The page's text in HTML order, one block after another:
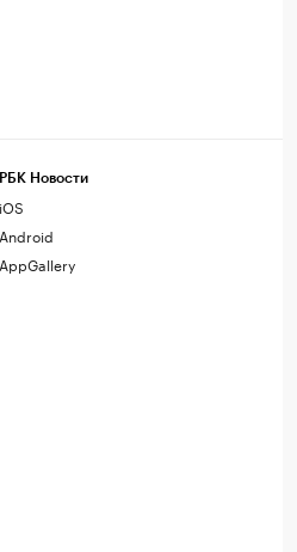
РБК Новости
iOS
Android
AppGallery